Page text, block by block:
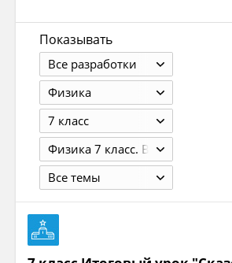
Показывать
Все разработки
Физика
7 класс
Физика 7 класс. В 2 ч.: учебник для общеобра зовательных учреждений / Л. Э. Генденштейн, Л. Б. Кандалов под ред. В. А. Орлова, И. И. Ройзена. — 4-е изд., стер. — М. Мнемозина, 2013. — 255 с. : ил.
Все темы